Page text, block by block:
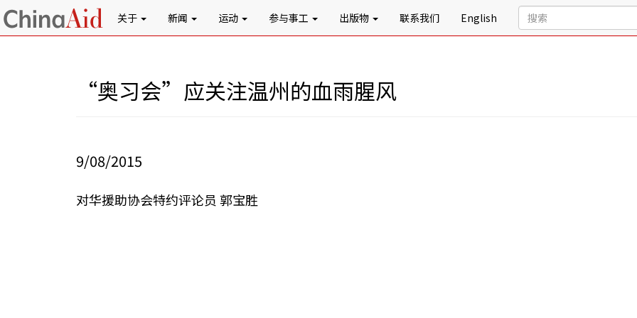
关于 新闻 运动 参与事工 出版物 联系我们 English
“奥习会”应关注温州的血雨腥风
9/08/2015
对华援助协会特约评论员 郭宝胜